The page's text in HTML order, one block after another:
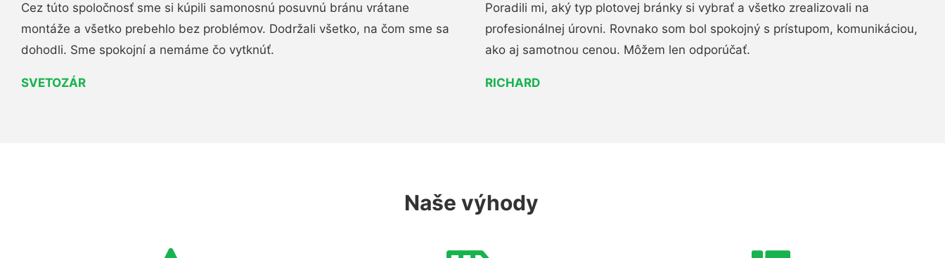
Cez túto spoločnosť sme si kúpili samonosnú posuvnú bránu vrátane
montáže a všetko prebehlo bez problémov. Dodržali všetko, na čom sme sa
dohodli. Sme spokojní a nemáme čo vytknúť.
SVETOZÁR
Poradili mi, aký typ plotovej bránky si vybrať a všetko zrealizovali na
profesionálnej úrovni. Rovnako som bol spokojný s prístupom, komunikáciou,
ako aj samotnou cenou. Môžem len odporúčať.
RICHARD
Naše výhody